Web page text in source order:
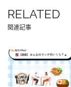
RELATED
関連記事